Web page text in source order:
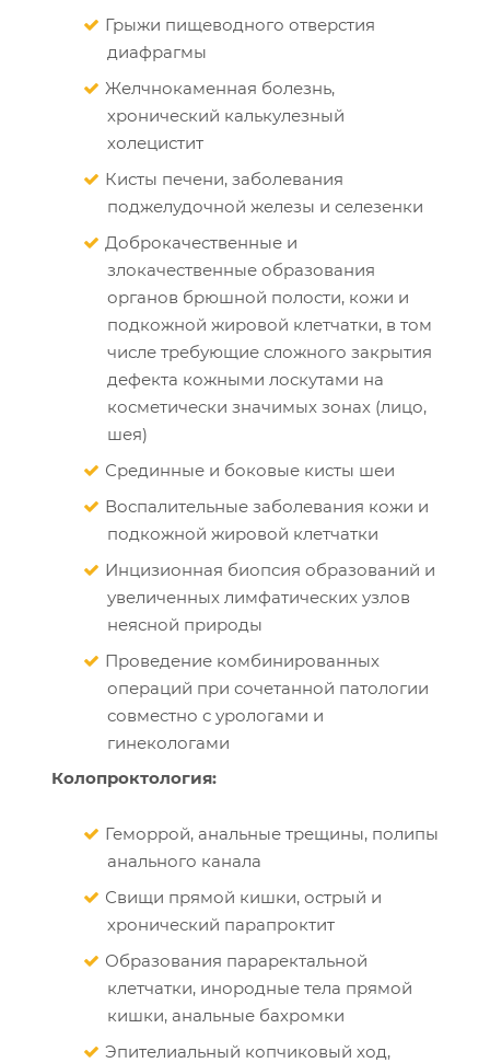
Грыжи пищеводного отверстия
диафрагмы
Желчнокаменная болезнь,
хронический калькулезный
холецистит
Кисты печени, заболевания
поджелудочной железы и селезенки
Доброкачественные и
злокачественные образования
органов брюшной полости, кожи и
подкожной жировой клетчатки, в том
числе требующие сложного закрытия
дефекта кожными лоскутами на
косметически значимых зонах (лицо,
шея)
Срединные и боковые кисты шеи
Воспалительные заболевания кожи и
подкожной жировой клетчатки
Инцизионная биопсия образований и
увеличенных лимфатических узлов
неясной природы
Проведение комбинированных
операций при сочетанной патологии
совместно с урологами и
гинекологами
Колопроктология:
Геморрой, анальные трещины, полипы
анального канала
Свищи прямой кишки, острый и
хронический парапроктит
Образования параректальной
клетчатки, инородные тела прямой
кишки, анальные бахромки
Эпителиальный копчиковый ход,